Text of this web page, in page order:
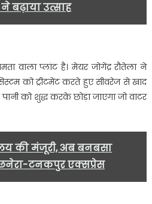
ने बढ़ाया उत्साह
वाला प्लांट है। मेयर जोगेंद्र रौतेला ने
को ट्रीटमेंट करते हुए सीवरेज से खाद
को शुद्ध करके छोड़ा जाएगा जो वाटर
की मंजूरी, अब बनबसा
टनकपुर एक्सप्रेस